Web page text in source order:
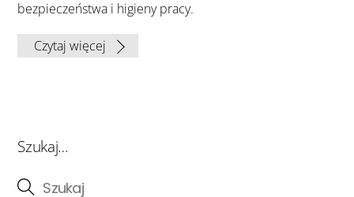
bezpieczeństwa i higieny pracy.
Czytaj więcej
Szukaj…